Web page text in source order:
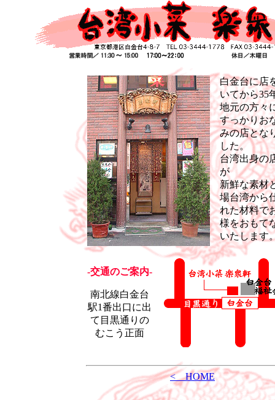
白金台に店
いてから35
地元の方々
すっかりお
みの店とな
した。
台湾出身の
が
新鮮な素材
場台湾から
れた材料で
様をおもて
いたします
-交通のご案内-
南北線白金台
駅1番出口に出
て目黒通りの
むこう正面
< HOME